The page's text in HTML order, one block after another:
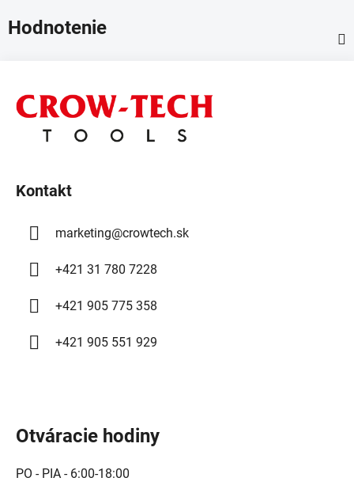
Hodnotenie
Kontakt
marketing@crowtech.sk
+421 31 780 7228
+421 905 775 358
+421 905 551 929
Otváracie hodiny
PO - PIA - 6:00-18:00